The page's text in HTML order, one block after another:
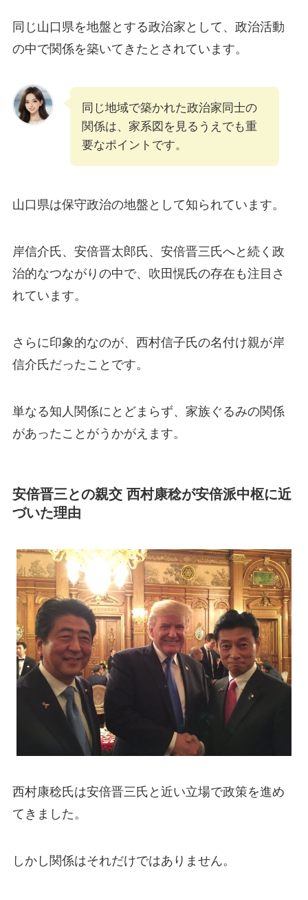
同じ山口県を地盤とする政治家として、政治活動
の中で関係を築いてきたとされています。
同じ地域で築かれた政治家同士の
関係は、家系図を見るうえでも重
要なポイントです。
山口県は保守政治の地盤として知られています。
岸信介氏、安倍晋太郎氏、安倍晋三氏へと続く政
治的なつながりの中で、吹田愰氏の存在も注目さ
れています。
さらに印象的なのが、西村信子氏の名付け親が岸
信介氏だったことです。
単なる知人関係にとどまらず、家族ぐるみの関係
があったことがうかがえます。
安倍晋三との親交 西村康稔が安倍派中枢に近
づいた理由
西村康稔氏は安倍晋三氏と近い立場で政策を進め
てきました。
しかし関係はそれだけではありません。